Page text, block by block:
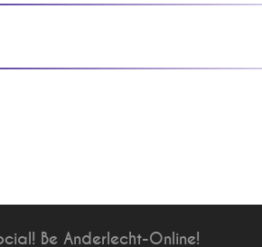
Be Anderlecht-Online!